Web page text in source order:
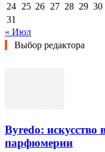
24 25 26 27 28 29 30
31
« Июл
Выбор редактора
Byredo:
парфюмерии